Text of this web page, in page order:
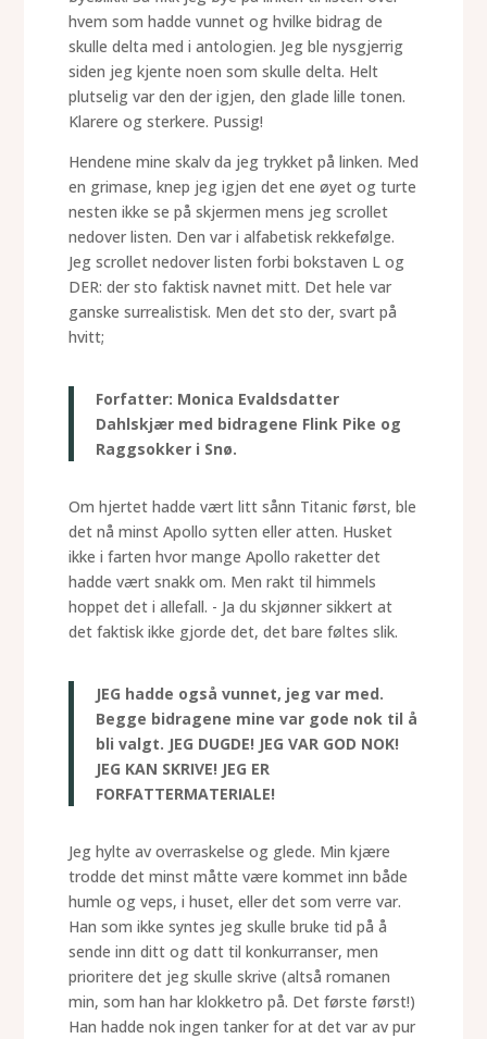
hvem som hadde vunnet og hvilke bidrag de
skulle delta med i antologien. Jeg ble nysgjerrig
siden jeg kjente noen som skulle delta. Helt
plutselig var den der igjen, den glade lille tonen.
Klarere og sterkere. Pussig!
Hendene mine skalv da jeg trykket på linken. Med
en grimase, knep jeg igjen det ene øyet og turte
nesten ikke se på skjermen mens jeg scrollet
nedover listen. Den var i alfabetisk rekkefølge.
Jeg scrollet nedover listen forbi bokstaven L og
DER: der sto faktisk navnet mitt. Det hele var
ganske surrealistisk. Men det sto der, svart på
hvitt;
Forfatter: Monica Evaldsdatter
Dahlskjær med bidragene Flink Pike og
Raggsokker i Snø.
Om hjertet hadde vært litt sånn Titanic først, ble
det nå minst Apollo sytten eller atten. Husket
ikke i farten hvor mange Apollo raketter det
hadde vært snakk om. Men rakt til himmels
hoppet det i allefall. - Ja du skjønner sikkert at
det faktisk ikke gjorde det, det bare føltes slik.
JEG hadde også vunnet, jeg var med.
Begge bidragene mine var gode nok til å
bli valgt. JEG DUGDE! JEG VAR GOD NOK!
JEG KAN SKRIVE! JEG ER
FORFATTERMATERIALE!
Jeg hylte av overraskelse og glede. Min kjære
trodde det minst måtte være kommet inn både
humle og veps, i huset, eller det som verre var.
Han som ikke syntes jeg skulle bruke tid på å
sende inn ditt og datt til konkurranser, men
prioritere det jeg skulle skrive (altså romanen
min, som han har klokketro på. Det første først!)
Han hadde nok ingen tanker for at det var av pur